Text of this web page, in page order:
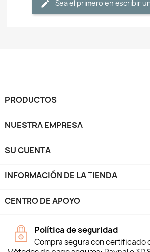
Sea el primero en escribir
PRODUCTOS
NUESTRA EMPRESA
SU CUENTA
INFORMACIÓN DE LA TIENDA
CENTRO DE APOYO
Política de seguridad
Compra segura con certificado